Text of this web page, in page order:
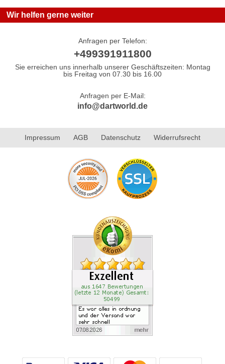
Wir helfen gerne weiter
Anfragen per Telefon:
+499391911800
Sie erreichen uns innerhalb unserer Geschäftszeiten: Montag
bis Freitag von 07.30 bis 16.00
Anfragen per E-Mail:
info@dartworld.de
Impressum AGB Datenschutz Widerrufsrecht